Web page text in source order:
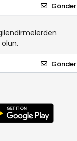
Gönder
Gönder